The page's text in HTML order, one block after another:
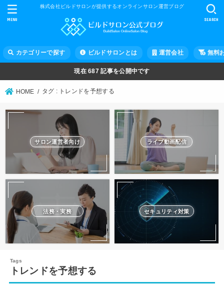
株式会社ビルドサロンが提供するオンラインサロン運営ブログ
カテゴリーで探す ビルドサロンとは 運営会社 無料
SEARCH
MENU
現在687 記事を公開中です
HOME タグ : トレンドを予想する
サロン運営者向け ライブ動画配信
法務・実務 セキュリティ対策
トレンドを予想する